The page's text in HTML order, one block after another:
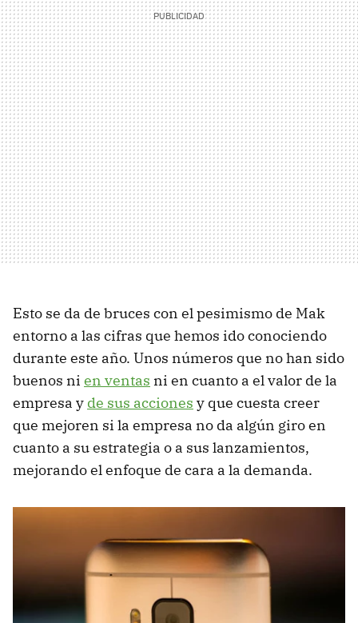
Esto se da de bruces con el pesimismo de Mak
entorno a las cifras que hemos ido conociendo
durante este año. Unos números que no han sido
buenos ni en ventas ni en cuanto a el valor de la
empresa y de sus acciones y que cuesta creer
que mejoren si la empresa no da algún giro en
cuanto a su estrategia o a sus lanzamientos,
mejorando el enfoque de cara a la demanda.